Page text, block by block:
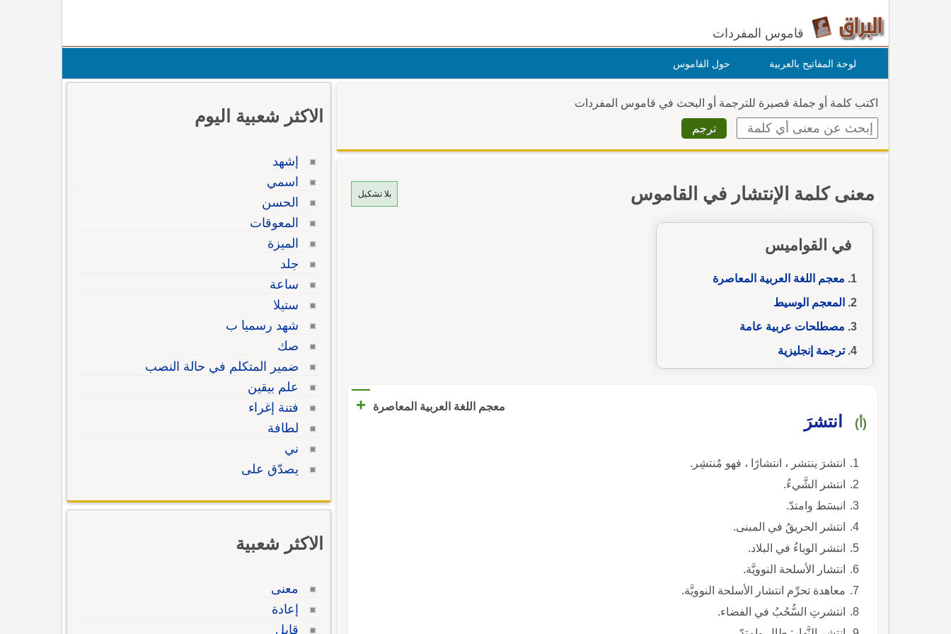
قاموس المفردات
لوحة المفاتيح بالعربية حول القاموس
اكتب كلمة أو جملة قصيرة للترجمة أو البحث في قاموس المفردات
بلا تشكيل معنى كلمة الإنتشار في القاموس
في القواميس
معجم اللغة العربية المعاصرة
المعجم الوسيط
مصطلحات عربية عامة
ترجمة إنجليزية
معجم اللغة العربية المعاصرة +
(أ) انتشرَ
انتشرَ ينتشر ، انتشارًا ، فهو مُنتشِر.
انتشر الشَّيءُ.
انبسَط وامتدّ.
انتشر الحريقُ في المبنى.
انتشر الوباءُ في البلاد.
انتشار الأسلحة النوويَّة.
معاهدة تحرِّم انتشار الأسلحة النوويَّة.
انتشرتِ السُّحُبُ في الفضاء.
الاكثر شعبية اليوم
إشهد
اسمي
الحسن
المعوقات
الميزة
جلد
ساعة
ستيلا
شهد رسميا ب
صك
ضمير المتكلم في حالة النصب
علم بيقين
فتنة إغراء
لطافة
ني
يصدّق على
الاكثر شعبية
معنى
إعادة
قابل